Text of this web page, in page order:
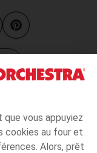
vous appuyiez
cookies au four et
Alors, prêt